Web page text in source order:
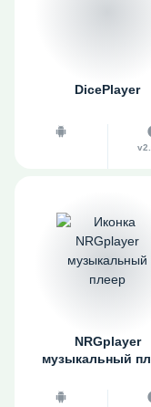
DicePlayer
NRGplayer
музыкальный